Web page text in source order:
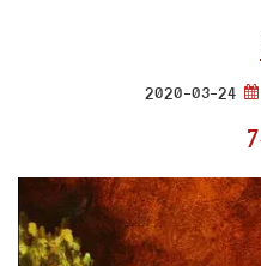
2020-03-24